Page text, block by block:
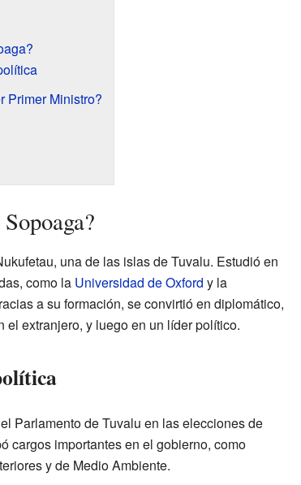
Primer Ministro?
una de las islas de Tuvalu. Estudió en
como la Universidad de Oxford y la
a su formación, se convirtió en diplomático,
el extranjero, y luego en un líder político.
Parlamento de Tuvalu en las elecciones de
cargos importantes en el gobierno, como
y de Medio Ambiente.